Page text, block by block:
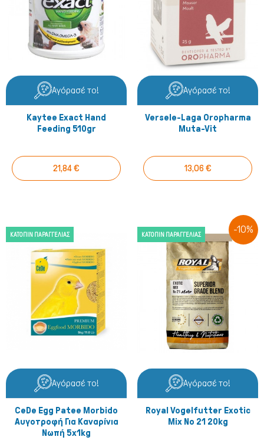
Αγόρασέ το!
Kaytee Exact Hand
Feeding 510gr
21,84 €
Αγόρασέ το!
Versele-Laga Oropharma
Muta-Vit
13,06 €
ΚΑΤΌΠΙΝ ΠΑΡΑΓΓΕΛΊΑΣ
Αγόρασέ το!
CeDe Egg Patee Morbido
Αυγοτροφή Για Καναρίνια
Νωπή 5x1kg
-10%
ΚΑΤΌΠΙΝ ΠΑΡΑΓΓΕΛΊΑΣ
Αγόρασέ το!
Royal Vogelfutter Exotic
Mix No 21 20kg